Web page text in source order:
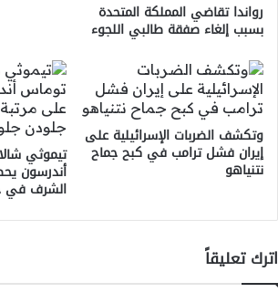
رواندا تقاضي المملكة المتحدة
بسبب إلغاء صفقة طالبي اللجوء
وتكشف الضربات الإسرائيلية على
إيران فشل ترامب في كبح جماح
نتنياهو
تيموثي
أندرسون
الشرف في
اترك تعليقاً